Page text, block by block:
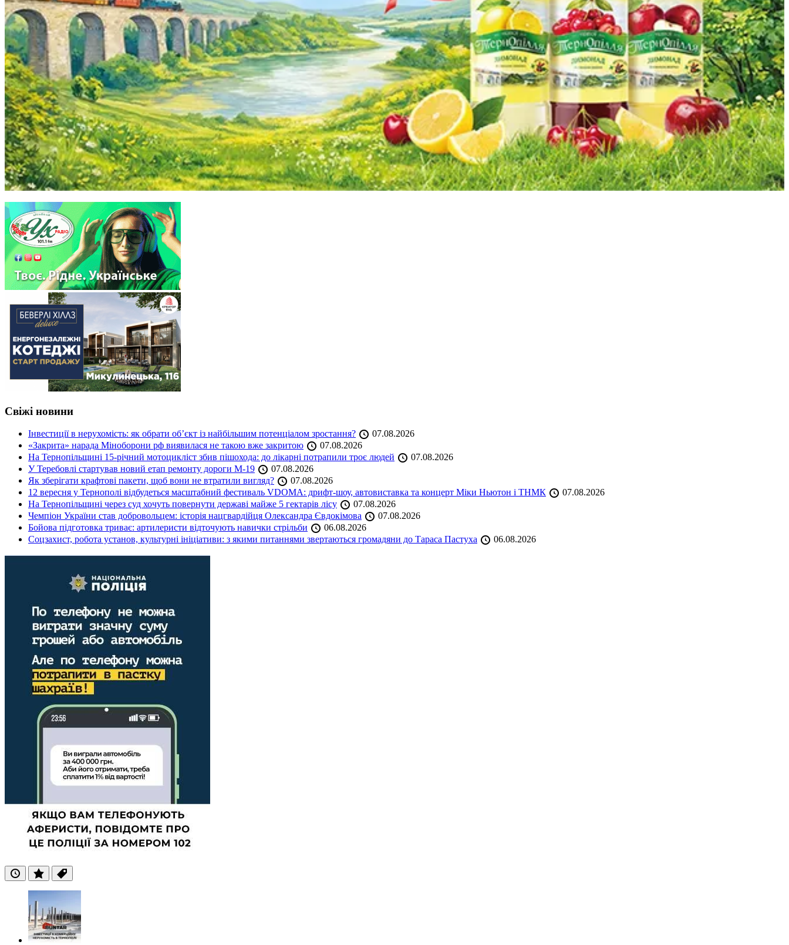
Свіжі новини
Інвестиції в нерухомість: як обрати об’єкт із найбільшим потенціалом зростання?
07.08.2026
«Закрита» нарада Міноборони рф виявилася не такою вже закритою
07.08.2026
На Тернопільщині 15-річний мотоцикліст збив пішохода: до лікарні потрапили троє людей
07.08.2026
У Теребовлі стартував новий етап ремонту дороги М-19
07.08.2026
Як зберігати крафтові пакети, щоб вони не втратили вигляд?
07.08.2026
12 вересня у Тернополі відбудеться масштабний фестиваль VDOMA: дрифт-шоу, автовиставка та концерт Міки Ньютон і ТНМК
07.08.2026
На Тернопільщині через суд хочуть повернути державі майже 5 гектарів лісу
07.08.2026
Чемпіон України став добровольцем: історія нацгвардійця Олександра Євдокімова
07.08.2026
Бойова підготовка триває: артилеристи відточують навички стрільби
06.08.2026
Соцзахист, робота установ, культурні ініціативи: з якими питаннями звертаються громадяни до Тараса Пастуха
06.08.2026
ОстанніПопулярні
Теги